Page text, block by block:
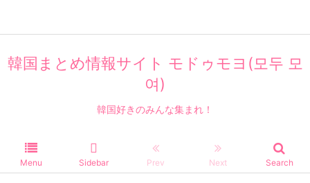
韓国まとめ情報サイト モドゥモヨ(모두 모
여)
韓国好きのみんな集まれ！
Menu Sidebar Prev Next Search